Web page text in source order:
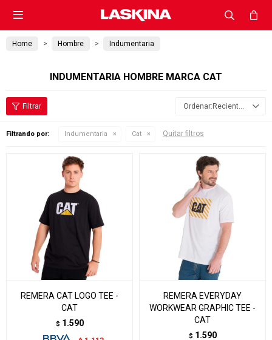

Home Hombre Indumentaria
INDUMENTARIA HOMBRE MARCA CAT
Recientes
Filtrando por: Indumentaria Cat Quitar filtros
REMERA CAT LOGO TEE -
CAT
$ 1.590
REMERA EVERYDAY
WORKWEAR GRAPHIC TEE -
CAT
$ 1.590